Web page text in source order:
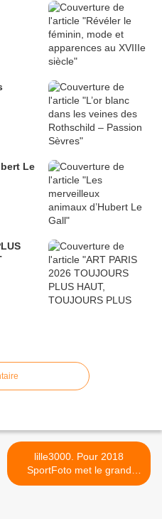
Le
lille3000. Pour 2018
SportFoto met le grand
braquet >